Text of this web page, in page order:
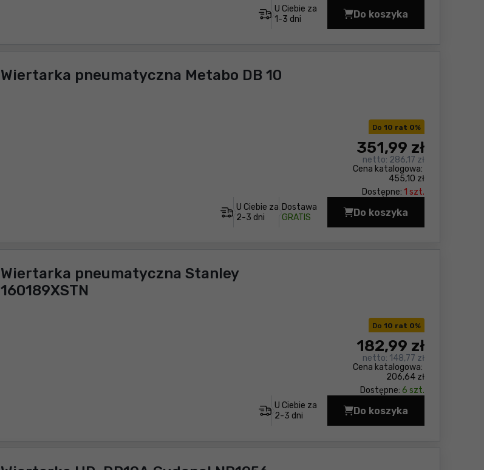
U Ciebie za
1-3 dni
Do koszyka
Wiertarka
Wiertarka pneumatyczna Metabo DB 10
Do 10 rat 0%
Cena katalogowa:
455,10 zł
351,99 zł
netto: 286,17 zł
Dostępne: 1 szt.
U Ciebie za
2-3 dni
Dostawa
GRATIS
Do koszyka
Wiertarka
Wiertarka pneumatyczna Stanley
160189XSTN
Do 10 rat 0%
Cena katalogowa:
206,64 zł
182,99 zł
netto: 148,77 zł
Dostępne: 6 szt.
U Ciebie za
2-3 dni
Do koszyka
Wiertarka